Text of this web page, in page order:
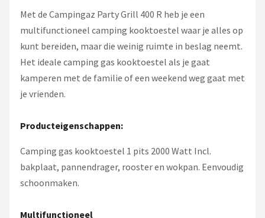
Met de Campingaz Party Grill 400 R heb je een
multifunctioneel camping kooktoestel waar je alles op
kunt bereiden, maar die weinig ruimte in beslag neemt.
Het ideale camping gas kooktoestel als je gaat
kamperen met de familie of een weekend weg gaat met
je vrienden.
Producteigenschappen:
Camping gas kooktoestel 1 pits 2000 Watt Incl.
bakplaat, pannendrager, rooster en wokpan. Eenvoudig
schoonmaken.
Multifunctioneel